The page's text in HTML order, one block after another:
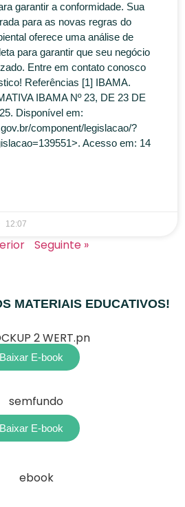
garantir a conformidade. Sua
para as novas regras do
oferece uma análise de
para garantir que seu negócio
Entre em contato conosco
Referências [1] IBAMA.
IBAMA Nº 23, DE 23 DE
Disponível em:
component/legislacao/?
Acesso em: 14
12:07
Seguinte »
MATERIAIS EDUCATIVOS!
Baixar E-book
Baixar E-book